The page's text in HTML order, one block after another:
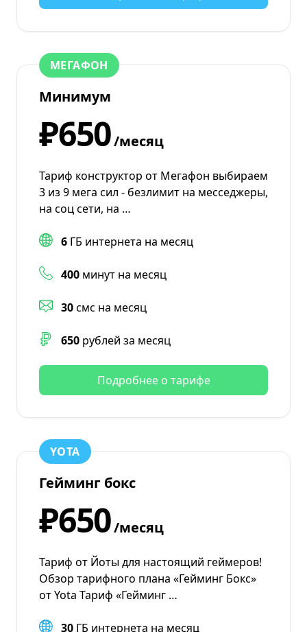
МЕГАФОН
Минимум
₽650/месяц
Тариф конструктор от Мегафон выбираем
3 из 9 мега сил - безлимит на месседжеры,
на соц сети, на …
6 ГБ интернета на месяц
400 минут на месяц
30смс на месяц
650 рублей за месяц
Подробнее о тарифе
YOTA
Гейминг бокс
₽650/месяц
Тариф от Йоты для настоящий геймеров!
Обзор тарифного плана «Гейминг Бокс»
от Yota Тариф «Гейминг …
30 ГБ интернета на месяц